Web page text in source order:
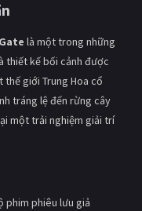
là một trong những
thiết kế bối cảnh được
giới Trung Hoa cổ
tráng lệ đến rừng cây
một trải nghiệm giải trí
phim phiêu lưu giả